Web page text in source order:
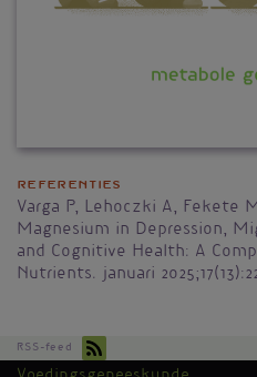
Referenties
Varga P, Lehoczki A, Fekete
Magnesium in Depression,
and Cognitive Health: A
Nutrients. januari
RSS-feed